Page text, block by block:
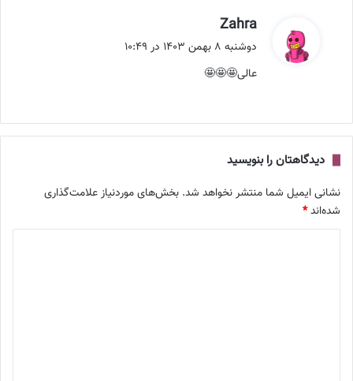
Zahra
ف
:
دوشنبه ۸ بهمن ۱۴۰۳ در ۱۰:۴۹
عالی🤩🤩🤩
دیدگاهتان را بنویسید
نشانی ایمیل شما منتشر نخواهد شد. بخش‌های موردنیاز علامت‌گذاری
شده‌اند*